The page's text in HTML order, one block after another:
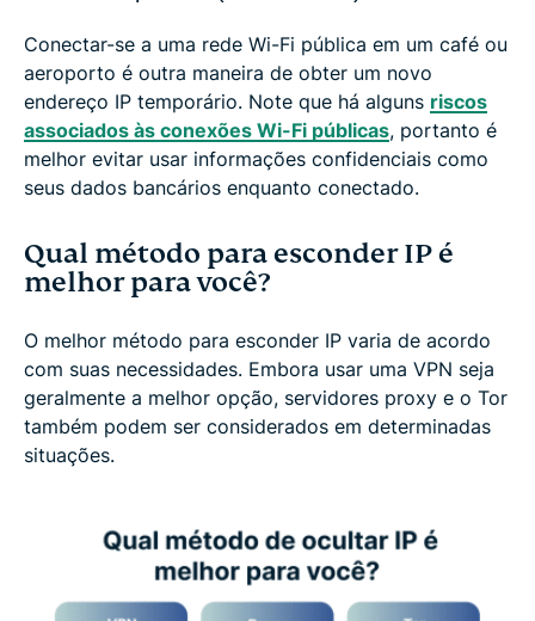
Conectar-se a uma rede Wi-Fi pública em um café ou
aeroporto é outra maneira de obter um novo
endereço IP temporário. Note que há alguns riscos
associados às conexões Wi-Fi públicas, portanto é
melhor evitar usar informações confidenciais como
seus dados bancários enquanto conectado.
Qual método para esconder IP é
melhor para você?
O melhor método para esconder IP varia de acordo
com suas necessidades. Embora usar uma VPN seja
geralmente a melhor opção, servidores proxy e o Tor
também podem ser considerados em determinadas
situações.